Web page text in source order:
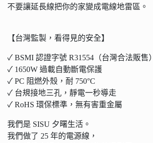
不要讓延長線把你的家變成電線地雷區。
【台灣監製，看得見的安全】
✓ BSMI 認證字號 R31554（台灣合法販售）
✓ 1650W 過載自動斷電保護
✓ PC 阻燃外殼，耐 750°C
✓ 台規接地三孔，靜電一秒導走
✓ RoHS 環保標準，無有害重金屬
我們是 SISU 夕曙生活。
我們做了 25 年的電源線，